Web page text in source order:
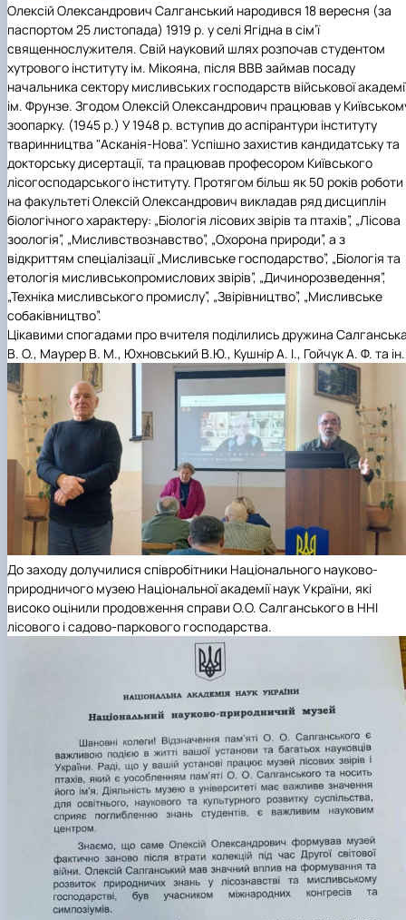
Олексій Олександрович Салганський народився 18 вересня (за
паспортом 25 листопада) 1919 р. у селі Ягідна в сім’ї
священнослужителя. Свій науковий шлях розпочав студентом
хутрового інституту ім. Мікояна, після ВВВ займав посаду
начальника сектору мисливських господарств військової
ім. Фрунзе. Згодом Олексій Олександрович працював у
зоопарку. (1945 р.) У 1948 р. вступив до аспірантури інституту
тваринництва "Асканія-Нова". Успішно захистив кандидатську та
докторську дисертації, та працював професором Київського
лісогосподарського інституту. Протягом більш як 50 років роботи
на факультеті Олексій Олександрович викладав ряд дисциплін
біологічного характеру: „Біологія лісових звірів та птахів”, „Лісова
зоологія”, „Мисливствознавство”, „Охорона природи”, а з
відкриттям спеціалізації „Мисливське господарство”, „Біологія та
етологія мисливськопромислових звірів”, „Дичинорозведення”,
„Техніка мисливського промислу”, „Звірівництво”, „Мисливське
собаківництво”.
Цікавими спогадами про вчителя поділились дружина
В. О., Маурер В. М., Юхновський В.Ю., Кушнір А. І., Гойчук А. Ф. та ін.
До заходу долучилися співробітники Національного науково-
природничого музею Національної академії наук України, які
високо оцінили продовження справи О.О. Салганського в ННІ
лісового і садово-паркового господарства.